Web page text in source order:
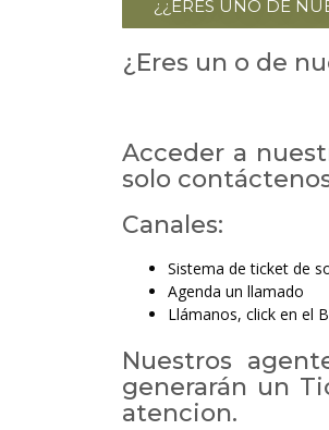
¿¿ERES UNO DE
¿Eres un o de
Acceder a
solo
Canales:
Sistema de ticket de
Agenda un llamado
Llámanos, click en el
Nuestros
generarán un
atencion.